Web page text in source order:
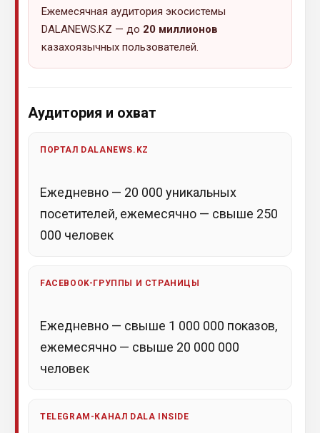
Ежемесячная аудитория экосистемы
DALANEWS.KZ — до 20 миллионов
казахоязычных пользователей.
Аудитория и охват
ПОРТАЛ DALANEWS.KZ
Ежедневно — 20 000 уникальных
посетителей, ежемесячно — свыше 250
000 человек
FACEBOOK-ГРУППЫ И СТРАНИЦЫ
Ежедневно — свыше 1 000 000 показов,
ежемесячно — свыше 20 000 000
человек
TELEGRAM-КАНАЛ DALA INSIDE